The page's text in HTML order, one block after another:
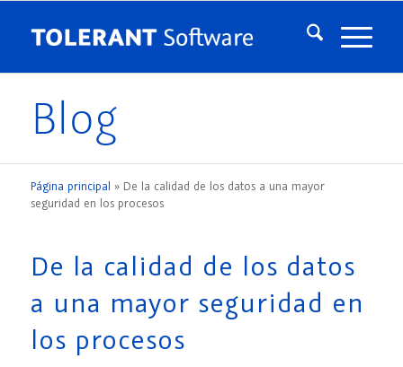
Blog
Página principal » De la calidad de los datos a una mayor
seguridad en los procesos
De la calidad de los datos
a una mayor seguridad en
los procesos